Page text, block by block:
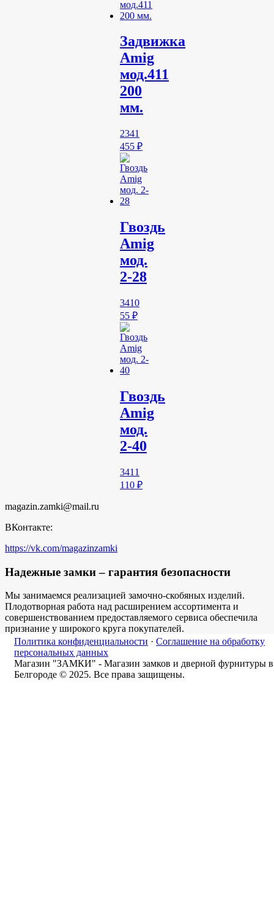
Задвижка
Amig
мод.411
200
мм.
2341
455₽
Гвоздь
Amig
мод.
2-28
3410
55₽
Гвоздь
Amig
мод.
2-40
3411
110₽
magazin.zamki@mail.ru
ВКонтакте:
https://vk.com/magazinzamki
Надежные замки – гарантия безопасности
Мы занимаемся реализацией замочно-скобяных изделий.
Плодотворная работа над расширением ассортимента и
совершенствованием предоставляемого сервиса обеспечила
признание у широкого круга покупателей.
Политика конфиденциальности · Соглашение на обработку
персональных данных
Магазин "ЗАМКИ" - Магазин замков и дверной фурнитуры в
Белгороде © 2025. Все права защищены.